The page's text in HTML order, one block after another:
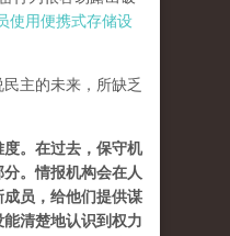
使用便携式存储设
主的未来，所缺乏
。 在过去，保守机
。情报机构会在人
员，给他们提供谋
清楚地认识到权力